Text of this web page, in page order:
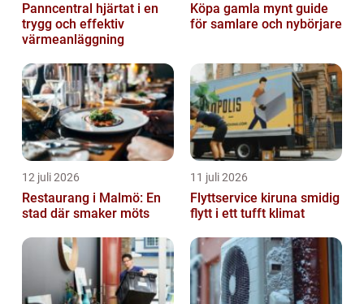
Panncentral hjärtat i en
trygg och effektiv
värmeanläggning
Köpa gamla mynt guide
för samlare och nybörjare
12 juli 2026
Restaurang i Malmö: En
stad där smaker möts
11 juli 2026
Flyttservice kiruna smidig
flytt i ett tufft klimat